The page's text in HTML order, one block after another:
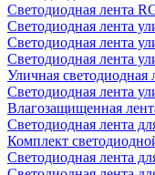
Светодиодная лента
Светодиодная лента
Светодиодная лента
Светодиодная лента
Уличная светодиодная
Светодиодная лента
Влагозащищенная
Светодиодная лента
Комплект
Светодиодная лента